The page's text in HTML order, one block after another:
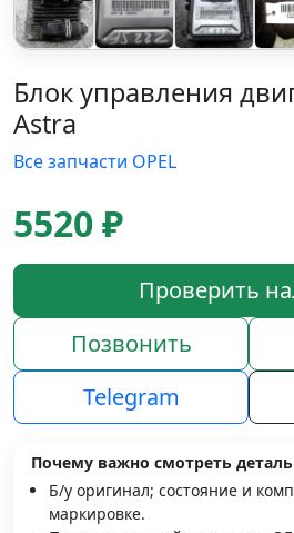
Блок управления
Astra
Все запчасти OPEL
5520 ₽
Проверить
Позвонить
Telegram
Почему важно смотреть деталь
Б/у оригинал; состояние и
маркировке.